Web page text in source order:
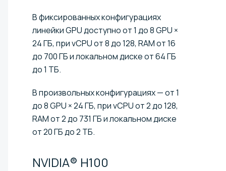
В фиксированных конфигурациях
линейки GPU доступно от 1 до 8 GPU ×
24 ГБ, при vCPU от 8 до 128, RAM от 16
до 700 ГБ и локальном диске от 64 ГБ
до 1 ТБ.
В произвольных конфигурациях — от 1
до 8 GPU × 24 ГБ, при vCPU от 2 до 128,
RAM от 2 до 731 ГБ и локальном диске
от 20 ГБ до 2 ТБ.
NVIDIA® H100